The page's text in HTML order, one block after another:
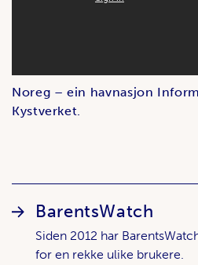
Noreg – ein havnasjon
Kystverket.
BarentsWatch
Siden 2012 har
for en rekke ulike brukere.